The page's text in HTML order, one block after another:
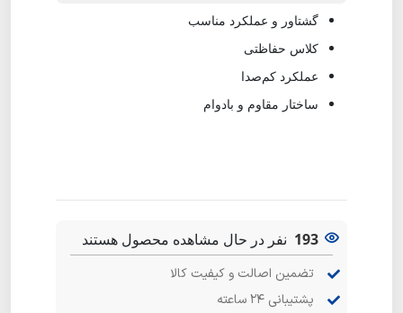
گشتاور و عملکرد مناسب
کلاس حفاظتی
عملکرد کم‌صدا
ساختار مقاوم و بادوام
193 نفر در حال مشاهده محصول هستند
تضمین اصالت و کیفیت کالا
پشتیبانی ۲۴ ساعته